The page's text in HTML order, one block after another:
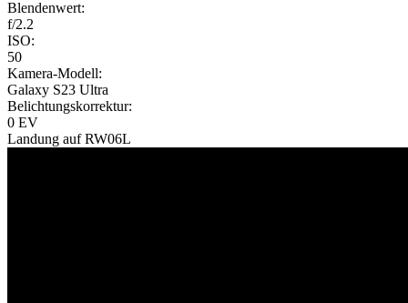
Blendenwert:
f/2.2
ISO:
50
Kamera-Modell:
Galaxy S23 Ultra
Belichtungskorrektur:
0 EV
Landung auf RW06L